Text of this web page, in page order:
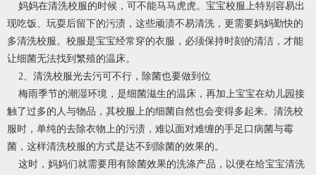
妈妈在清洗校服的时候，可不能马马虎虎。宝宝校服上特别容易出
现吃饭、玩耍后留下的污渍，这些顽渍不易清洗，更需要妈妈勤快的
多清洗校服。校服是宝宝经常穿的衣服，必须保持时刻的清洁，才能
让细菌无法找到繁殖的温床。
2、清洗校服光去污可不行，除菌也要做到位
梅雨季节的潮湿环境，是细菌滋生的温床，再加上宝宝在幼儿园接
触了过多的人与物品，其校服上的细菌自然也会变得多起来。清洗校
服时，单纯的去除衣物上的污渍，难以面对难缠的手足口病菌与霉
菌，这样清洗校服的方式是达不到除菌的效果的。
这时，妈妈们就需要用有除菌效果的洗涤产品，以便在给宝宝清洗